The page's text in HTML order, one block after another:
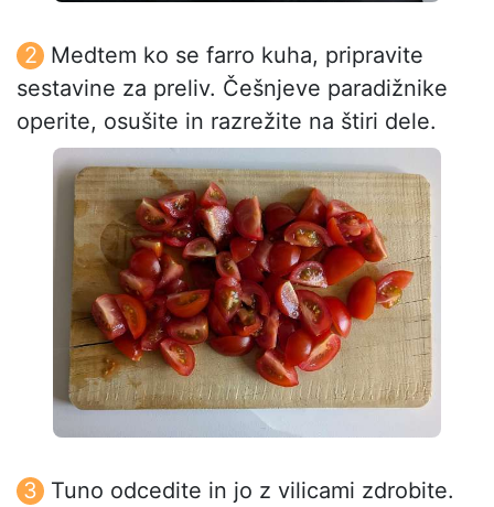
Medtem ko se farro kuha, pripravite
sestavine za preliv. Češnjeve paradižnike
operite, osušite in razrežite na štiri dele.
Tuno odcedite in jo z vilicami zdrobite.